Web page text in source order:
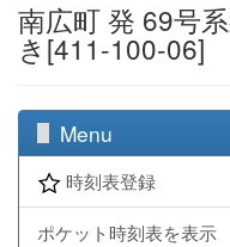
南広町 発 69号
き[411-100-06]
Menu
時刻表登録
ポケット時刻表を表示